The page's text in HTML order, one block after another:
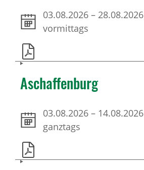
03.08.2026 – 28.08.2026
vormittags
Aschaffenburg
03.08.2026 – 14.08.2026
ganztags